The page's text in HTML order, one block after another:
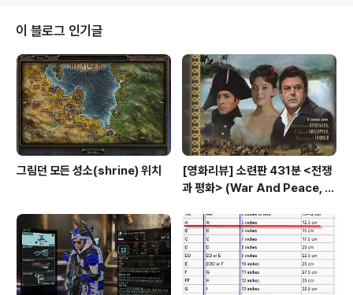
이 블로그 인기글
그림던 모든 성소(shrine) 위치
[영화리뷰] 소련판 431분 <전쟁
과 평화> (War And Peace, 1
쟁과 평화>(1956)